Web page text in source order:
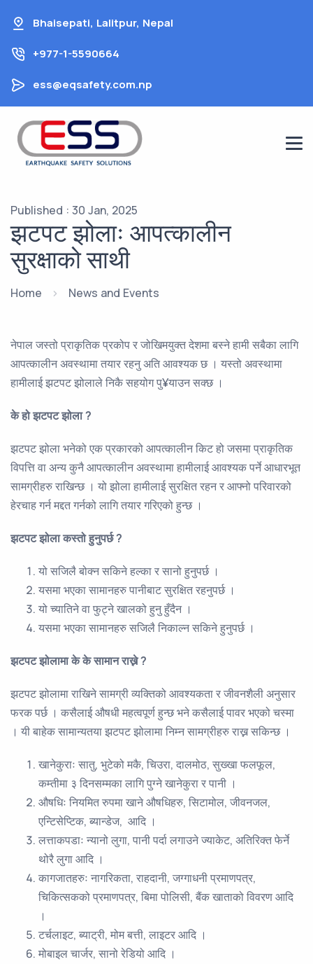
content
Bhaisepati, Lalitpur, Nepal
+977-1-5590664
ess@eqsafety.com.np
Published : 30 Jan, 2025
झटपट झोलाः आपत्कालीन
सुरक्षाको साथी
Home News and Events
नेपाल जस्तो प्राकृतिक प्रकोप र जोखिमयुक्त देशमा बस्ने हामी सबैका लागि
आपत्कालीन अवस्थामा तयार रहनु अति आवश्यक छ । यस्तो अवस्थामा
हामीलाई झटपट झोलाले निकै सहयोग पु¥याउन सक्छ ।
के हो झटपट झोला?
झटपट झोला भनेको एक प्रकारको आपत्कालीन किट हो जसमा प्राकृतिक
विपत्ति वा अन्य कुनै आपत्कालीन अवस्थामा हामीलाई आवश्यक पर्ने आधारभूत
सामग्रीहरु राखिन्छ । यो झोला हामीलाई सुरक्षित रहन र आफ्नो परिवारको
हेरचाह गर्न मद्दत गर्नको लागि तयार गरिएको हुन्छ ।
झटपट झोला कस्तो हुनुपर्छ?
यो सजिलै बोक्न सकिने हल्का र सानो हुनुपर्छ ।
यसमा भएका सामानहरु पानीबाट सुरक्षित रहनुपर्छ ।
यो च्यातिने वा फुट्ने खालको हुनु हुँदैन ।
यसमा भएका सामानहरु सजिलै निकाल्न सकिने हुनुपर्छ ।
झटपट झोलामा के के सामान राख्ने?
झटपट झोलामा राखिने सामग्री व्यक्तिको आवश्यकता र जीवनशैली अनुसार
फरक पर्छ । कसैलाई औषधी महत्वपूर्ण हुन्छ भने कसैलाई पावर भएको चस्मा
। यी बाहेक सामान्यतया झटपट झोलामा निम्न सामग्रीहरु राख्न सकिन्छ ।
खानेकुराः सातु, भुटेको मकै, चिउरा, दालमोठ, सुख्खा फलफूल,
कम्तीमा ३ दिनसम्मका लागि पुग्ने खानेकुरा र पानी ।
औषधिः नियमित रुपमा खाने औषधिहरु, सिटामोल, जीवनजल,
एन्टिसेप्टिक, ब्यान्डेज, आदि ।
लत्ताकपडाः न्यानो लुगा, पानी पर्दा लगाउने ज्याकेट, अतिरिक्त फेर्ने
थोरै लुगा आदि ।
कागजातहरुः नागरिकता, राहदानी, जग्गाधनी प्रमाणपत्र,
चिकित्सकको प्रमाणपत्र, बिमा पोलिसी, बैंक खाताको विवरण आदि
।
टर्चलाइट, ब्याट्री, मोम बत्ती, लाइटर आदि ।
मोबाइल चार्जर, सानो रेडियो आदि ।